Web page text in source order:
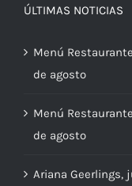
ÚLTIMAS NOTICIAS
Menú
de agosto
Menú
de agosto
Ariana Geerlings,